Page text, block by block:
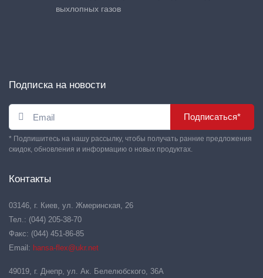
выхлопных газов
Подписка на новости
Подписаться*
* Подпишитесь на нашу рассылку, чтобы получать ранние предложения
скидок, обновления и информацию о новых продуктах.
Контакты
03146, г. Киев, ул. Жмеринская, 26
Тел.: (044) 205-38-70
Факс: (044) 451-86-85
Email: hansa-flex@ukr.net
49019, г. Днепр, ул. Ак. Белелюбского, 36А